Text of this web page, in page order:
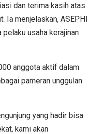
dan terima kasih atas
Ia menjelaskan, ASEPHI
usaha kerajinan
anggota aktif dalam
pameran unggulan
yang hadir bisa
kami akan